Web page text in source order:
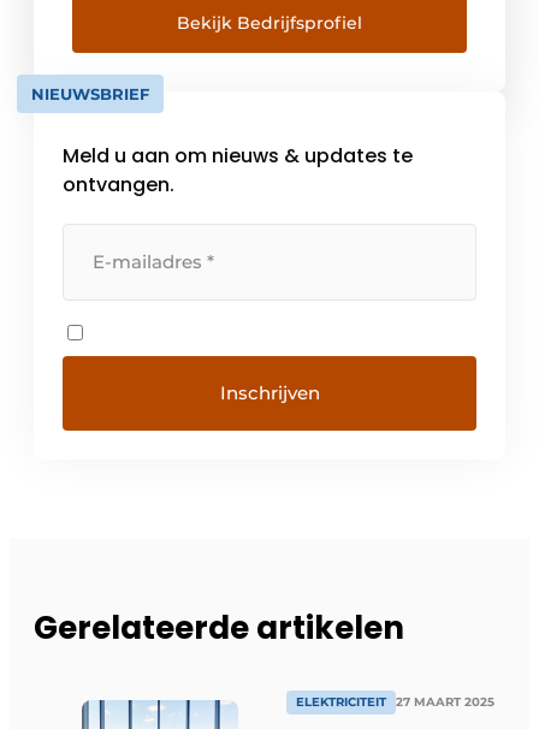
en behoort tot de wereldtop voor de
inzameling van batterijen. In onze meer dan
24.000 inzamelpunten kunnen gebruikte
batterijen gratis en gemakkelijk […]
Bekijk Bedrijfsprofiel
NIEUWSBRIEF
Meld u aan om nieuws & updates te
ontvangen.
Gerelateerde artikelen
ELEKTRICITEIT 27 MAART 2025